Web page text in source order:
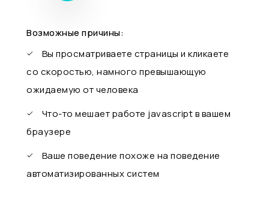
Возможные причины:
Вы просматриваете страницы и кликаете
со скоростью, намного превышающую
ожидаемую от человека
Что-то мешает работе javascript в вашем
браузере
Ваше поведение похоже на поведение
автоматизированных систем